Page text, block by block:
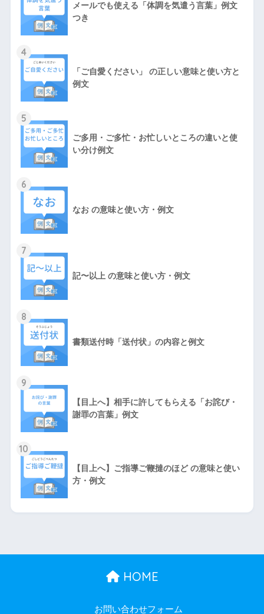
メールでも使える「体調を気遣う言葉」例文
つき
4
「ご自愛ください」 の正しい意味と使い方と
例文
5
ご多用・ご多忙・お忙しいところの違いと使
い分け例文
6
なお の意味と使い方・例文
7
記〜以上 の意味と使い方・例文
8
書類送付時「送付状」の内容と例文
9
【目上へ】相手に許してもらえる「お詫び・
謝罪の言葉」例文
10
【目上へ】ご指導ご鞭撻のほど の意味と使い
方・例文
HOME
お問い合わせフォーム